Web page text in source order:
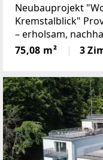
Neubauprojekt
Kremstalblick"
– erholsam,
Ortsende der
Senftenberg -
75,08 m² 3